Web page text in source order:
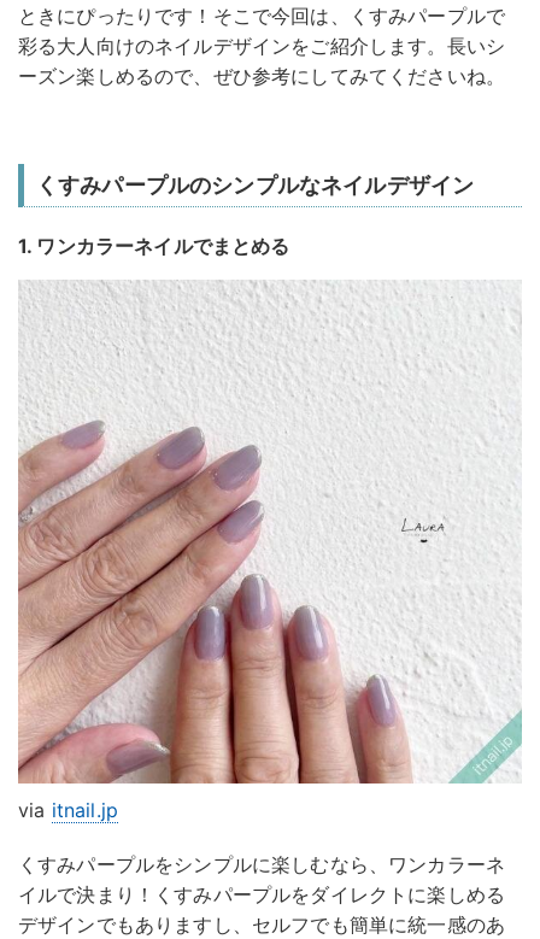
ときにぴったりです！そこで今回は、くすみパープルで
彩る大人向けのネイルデザインをご紹介します。長いシ
ーズン楽しめるので、ぜひ参考にしてみてくださいね。
くすみパープルのシンプルなネイルデザイン
1. ワンカラーネイルでまとめる
via itnail.jp
くすみパープルをシンプルに楽しむなら、ワンカラーネ
イルで決まり！くすみパープルをダイレクトに楽しめる
デザインでもありますし、セルフでも簡単に統一感のあ